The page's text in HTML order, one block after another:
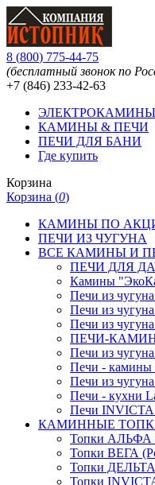
8 (800) 775-44-75
(бесплатный звонок по
+7 (846) 233-42-63
ЭЛЕКТРОКАМИНЫ
КАМИНЫ & ПЕЧИ
ПЕЧИ ДЛЯ БАНИ
Где купить
Корзина
Корзина (0)
КАМИНЫ ПО
ПЕЧИ ИЗ ЧУГУНА
ВСЕ КАМИНЫ И
ПЕЧИ ДЛЯ
Камины
Печи из
Печи из
Печи из
ПЕЧИ-
Печи из
Печи -
Печи из
Печи - кухни
Печи INVICTA
КАМИННЫЕ
Топки АЛЬФА
Топки ВЕГА
Топки ДЕЛЬТА
Топки